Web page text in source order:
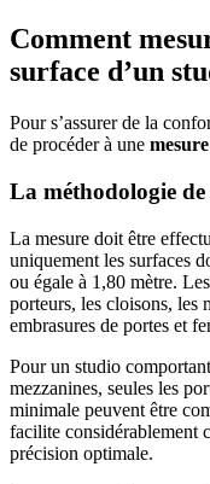
Comment
surface d’un
Pour s’assurer de la
de procéder à une
La méthodologie de
La mesure doit être
uniquement les surfaces
ou égale à 1,80 mètre.
porteurs, les cloisons, les
embrasures de portes et
Pour un studio
mezzanines, seules les
minimale peuvent être
facilite considérablement
précision optimale.